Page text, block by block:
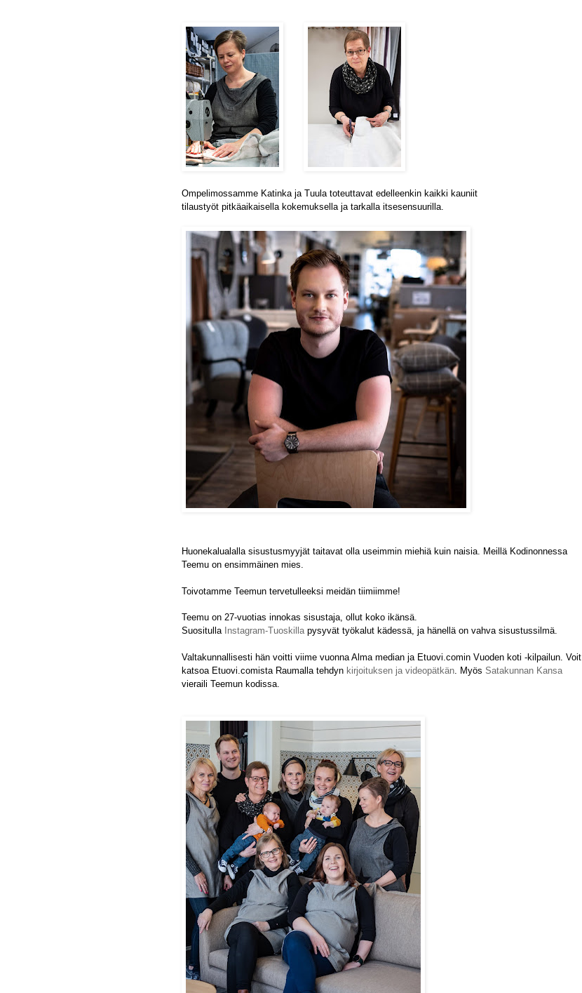
Ompelimossamme Katinka ja Tuula toteuttavat edelleenkin kaikki kauniit
tilaustyöt pitkäaikaisella kokemuksella ja tarkalla itsesensuurilla.
Huonekalualalla sisustusmyyjät taitavat olla useimmin miehiä kuin naisia. Meillä Kodinonnessa
Teemu on ensimmäinen mies.
Toivotamme Teemun tervetulleeksi meidän tiimiimme!
Teemu on 27-vuotias innokas sisustaja, ollut koko ikänsä.
Suositulla Instagram-Tuoskillapysyvät työkalut kädessä, ja hänellä on vahva sisustussilmä.
Valtakunnallisesti hän voitti viime vuonna Alma median ja Etuovi.comin Vuoden koti -kilpailun. Voit
katsoa Etuovi.comista Raumalla tehdyn kirjoituksen ja videopätkän. Myös Satakunnan Kansa
vieraili Teemun kodissa.